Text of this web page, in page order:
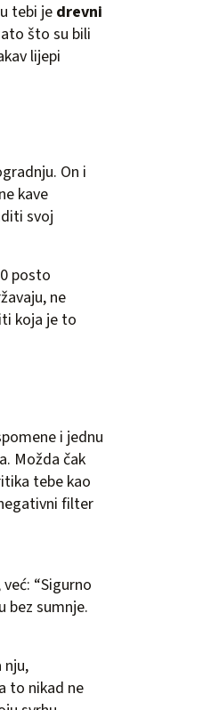
tebi je drevni
što su bili
lijepi
On i
kave
svoj
posto
ne
koja je to
i jednu
Možda čak
tebe kao
filter
“Sigurno
bez sumnje.
nju,
to nikad ne